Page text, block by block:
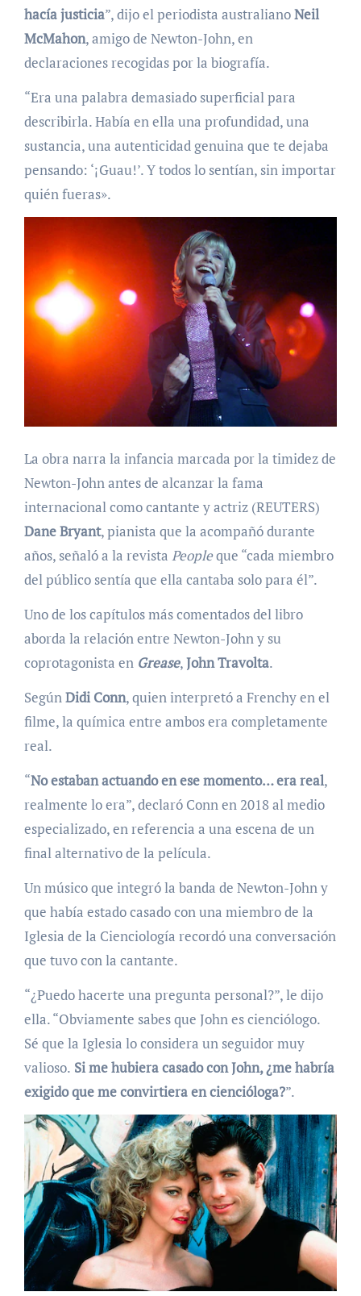
hacía justicia”, dijo el periodista australianoNeil
McMahon, amigo de Newton-John, en
declaraciones recogidas por la biografía.
“Era una palabra demasiado superficial para
describirla. Había en ella una profundidad, una
sustancia, una autenticidad genuina que te dejaba
pensando: ‘¡Guau!’. Y todos lo sentían, sin importar
quién fueras».
La obra narra la infancia marcada por la timidez de
Newton-John antes de alcanzar la fama
internacional como cantante y actriz (REUTERS)
Dane Bryant, pianista que la acompañó durante
años, señaló a la revista Peopleque “cada miembro
del público sentía que ella cantaba solo para él”.
Uno de los capítulos más comentados del libro
aborda la relación entre Newton-John y su
coprotagonista en Grease,John Travolta.
SegúnDidi Conn, quien interpretó a Frenchy en el
filme, la química entre ambos era completamente
real.
“No estaban actuando en ese momento… era real,
realmente lo era”, declaró Conn en 2018 al medio
especializado, en referencia a una escena de un
final alternativo de la película.
Un músico que integró la banda de Newton-John y
que había estado casado con una miembro de la
Iglesia de la Cienciología recordó una conversación
que tuvo con la cantante.
“¿Puedo hacerte una pregunta personal?”, le dijo
ella. “Obviamente sabes que John es cienciólogo.
Sé que la Iglesia lo considera un seguidor muy
valioso. Si me hubiera casado con John, ¿me habría
exigido que me convirtiera en ciencióloga?”.